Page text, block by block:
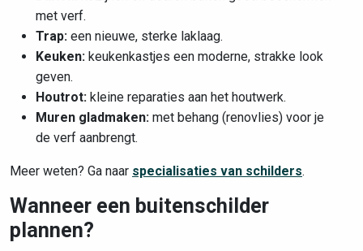
met verf.
Trap: een nieuwe, sterke laklaag.
Keuken: keukenkastjes een moderne, strakke look
geven.
Houtrot: kleine reparaties aan het houtwerk.
Muren gladmaken: met behang (renovlies) voor je
de verf aanbrengt.
Meer weten? Ga naar specialisaties van schilders.
Wanneer een buitenschilder
plannen?